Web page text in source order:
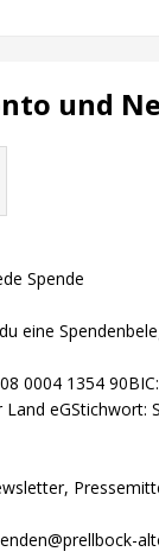
und
Spende
eine
0004 1354
eGStichwort: